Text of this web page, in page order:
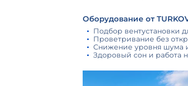
Оборудование от
Подбор вентустановки
Проветривание без
Снижение уровня шума
Здоровый сон и работа